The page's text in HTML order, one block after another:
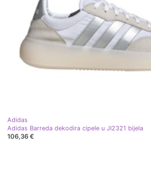
Adidas
Adidas Barreda dekodira cipele u JI2321 bijela
106,36 €